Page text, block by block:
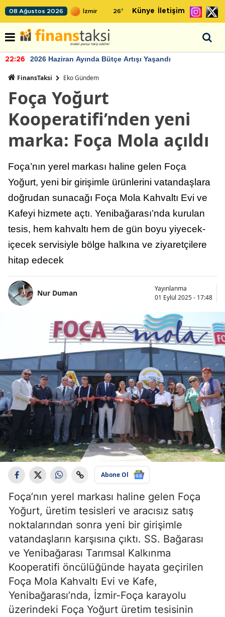
08 Ağustos 2026 26° Künye İletişim
22:26 2026 Haziran Ayında Bütçe Artışı Yaşandı
FinansTaksi Eko Gündem
Foça Yoğurt
Kooperatifi’nden yeni
marka: Foça Mola açıldı
Foça’nın yerel markası haline gelen Foça
Yoğurt, yeni bir girişimle ürünlerini vatandaşlara
doğrudan sunacağı Foça Mola Kahvaltı Evi ve
Kafeyi hizmete açtı. Yenibağarası’nda kurulan
tesis, hem kahvaltı hem de gün boyu yiyecek-
içecek servisiyle bölge halkına ve ziyaretçilere
hitap edecek
Nur Duman
Yayınlanma
01 Eylül 2025 - 17:48
Abone Ol
Foça’nın yerel markası haline gelen Foça
Yoğurt, üretim tesisleri ve aracısız satış
noktalarından sonra yeni bir girişimle
vatandaşların karşısına çıktı. SS. Bağarası
ve Yenibağarası Tarımsal Kalkınma
Kooperatifi öncülüğünde hayata geçirilen
Foça Mola Kahvaltı Evi ve Kafe,
Yenibağarası’nda, İzmir-Foça karayolu
üzerindeki Foça Yoğurt üretim tesisinin